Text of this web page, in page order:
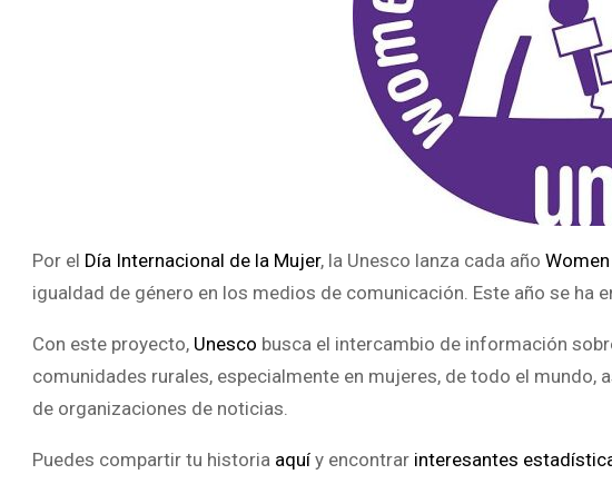
Por el Día Internacional de la Mujer, la Unesco lanza cada año
igualdad de género en los medios de comunicación. Este año se ha
Con este proyecto, Unesco busca el intercambio de información
comunidades rurales, especialmente en mujeres, de todo el
de organizaciones de noticias.
Puedes compartir tu historia aquí y encontrar interesantes